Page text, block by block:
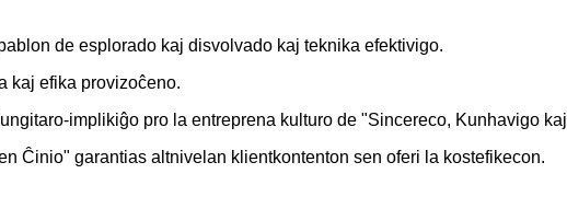
de esplorado kaj disvolvado kaj teknika efektivigo.
kaj efika provizoĉeno.
implikiĝo pro la entreprena kulturo de "Sincereco, Kunhavigo
Ĉinio" garantias altnivelan klientkontenton sen oferi la kostefikecon.